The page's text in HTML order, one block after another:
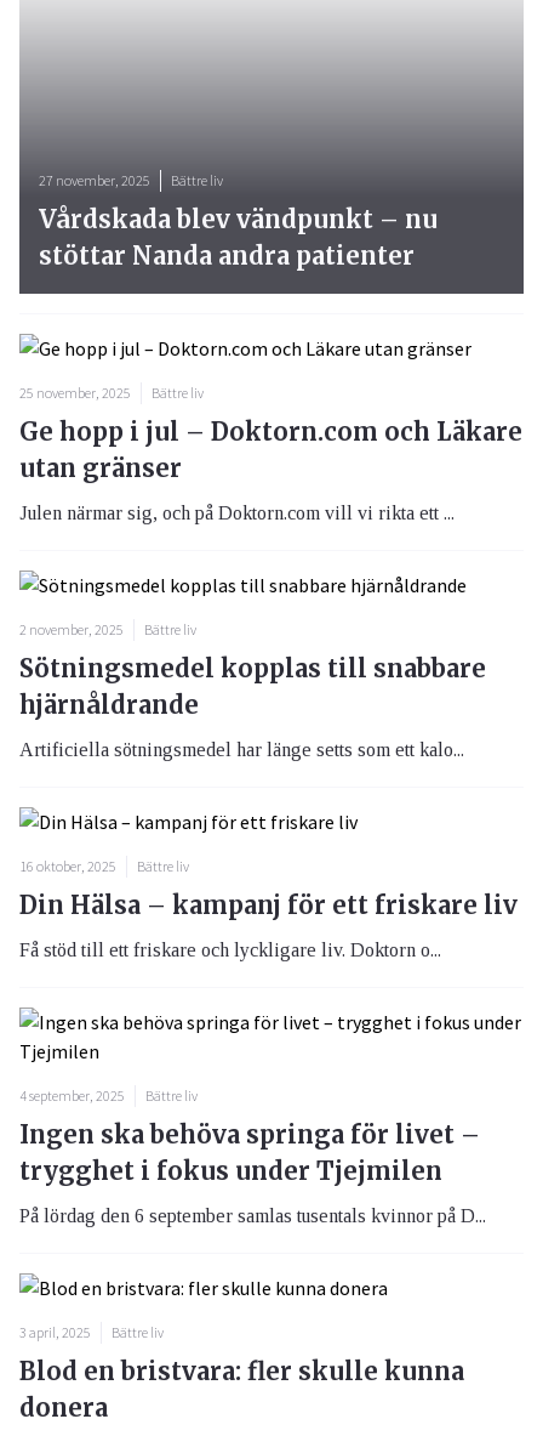
27 november, 2025 Bättre liv
Vårdskada blev vändpunkt – nu
stöttar Nanda andra patienter
25 november, 2025 Bättre liv
Ge hopp i jul – Doktorn.com och Läkare
utan gränser
Julen närmar sig, och på Doktorn.com vill vi rikta ett ...
2 november, 2025 Bättre liv
Sötningsmedel kopplas till snabbare
hjärnåldrande
Artificiella sötningsmedel har länge setts som ett kalo...
16 oktober, 2025 Bättre liv
Din Hälsa – kampanj för ett friskare liv
Få stöd till ett friskare och lyckligare liv. Doktorn o...
4 september, 2025 Bättre liv
Ingen ska behöva springa för livet –
trygghet i fokus under Tjejmilen
På lördag den 6 september samlas tusentals kvinnor på D...
3 april, 2025 Bättre liv
Blod en bristvara: fler skulle kunna
donera